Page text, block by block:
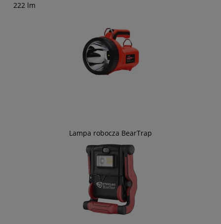
222 lm
Lampa robocza BearTrap